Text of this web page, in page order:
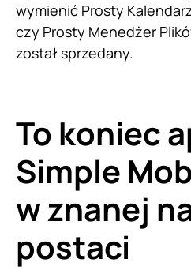
wymienić Prosty
czy Prosty Menedżer
został sprzedany.
To koniec
Simple
w znanej
postaci